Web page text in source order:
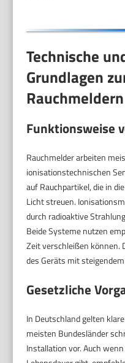
Technische
Grundlagen
Rauchmeldern
Funktionsweise
Rauchmelder arbeiten
ionisationstechnischen
auf Rauchpartikel, die in
Licht streuen.
durch radioaktive
Beide Systeme nutzen
Zeit verschleißen können.
des Geräts mit
Gesetzliche
In Deutschland gelten
meisten Bundesländer
Installation vor. Auch